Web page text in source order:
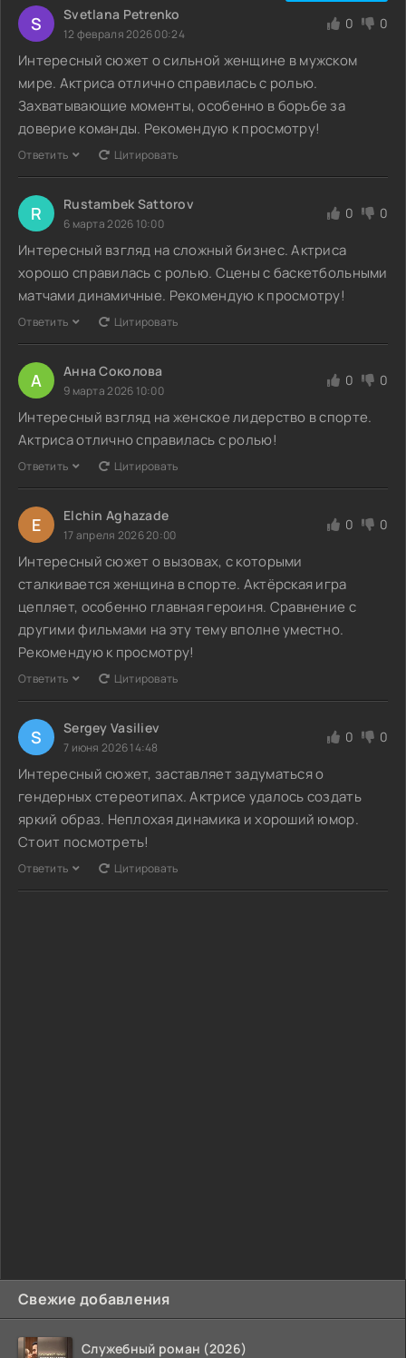
Свежие добавления
Служебный роман (2026)
S Svetlana Petrenko
12 февраля 2026 00:24
0 0
Интересный сюжет о сильной женщине в мужском
мире. Актриса отлично справилась с ролью.
Захватывающие моменты, особенно в борьбе за
доверие команды. Рекомендую к просмотру!
Ответить Цитировать
R Rustambek Sattorov
6 марта 2026 10:00
0 0
Интересный взгляд на сложный бизнес. Актриса
хорошо справилась с ролью. Сцены с баскетбольными
матчами динамичные. Рекомендую к просмотру!
Ответить Цитировать
А Анна Соколова
9 марта 2026 10:00
0 0
Интересный взгляд на женское лидерство в спорте.
Актриса отлично справилась с ролью!
Ответить Цитировать
E Elchin Aghazade
17 апреля 2026 20:00
0 0
Интересный сюжет о вызовах, с которыми
сталкивается женщина в спорте. Актёрская игра
цепляет, особенно главная героиня. Сравнение с
другими фильмами на эту тему вполне уместно.
Рекомендую к просмотру!
Ответить Цитировать
S Sergey Vasiliev
7 июня 2026 14:48
0 0
Интересный сюжет, заставляет задуматься о
гендерных стереотипах. Актрисе удалось создать
яркий образ. Неплохая динамика и хороший юмор.
Стоит посмотреть!
Ответить Цитировать